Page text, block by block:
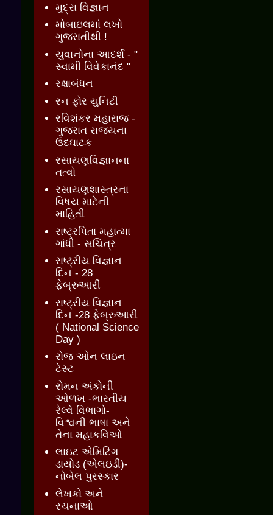
મુદ્રા વિજ્ઞાન
મોબાઇલમાં લખો
ગુજરાતીથી !
યુવાનોના આદર્શ - "
સ્વામી વિવેકાનંદ "
રક્ષાબંધન
રન ફોર યુનિટી
રવિશંકર મહારાજ -
ગુજરાત રાજ્યના
ઉદઘાટક
રસાયણવિજ્ઞાનના
તત્વો
રસાયણશાસ્ત્રના
વિષય માટેની
માહિતી
રાષ્ટ્રપિતા મહાત્મા
ગાંધી - સચિત્ર
રાષ્ટ્રીય વિજ્ઞાન
દિન - 28
ફેબ્રુઆરી
રાષ્ટ્રીય વિજ્ઞાન
દિન -28 ફેબ્રુઆરી
( National Science
Day )
રોજ ઓન લાઇન
ટેસ્ટ
રોમન અંકોની
ઓળખ -ભારતીય
રેલ્વે વિભાગો-
વિશ્વની ભાષા અને
તેના મહાકવિઓ
લાઇટ એમિટિંગ
ડાયોડ (એલઇડી)-
નોબેલ પુરસ્કાર
લેખકો અને
રચનાઓ